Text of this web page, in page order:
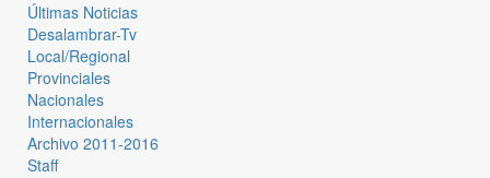
Últimas Noticias
Desalambrar-Tv
Local/Regional
Provinciales
Nacionales
Internacionales
Archivo 2011-2016
Staff